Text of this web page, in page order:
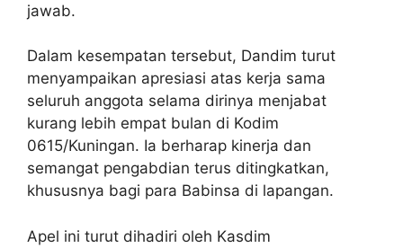
jawab.
Dalam kesempatan tersebut, Dandim turut
menyampaikan apresiasi atas kerja sama
seluruh anggota selama dirinya menjabat
kurang lebih empat bulan di Kodim
0615/Kuningan. Ia berharap kinerja dan
semangat pengabdian terus ditingkatkan,
khususnya bagi para Babinsa di lapangan.
Apel ini turut dihadiri oleh Kasdim